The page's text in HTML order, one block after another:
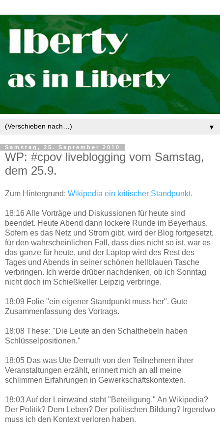
▼
Samstag, 25. September 2010
WP: #cpov liveblogging vom Samstag,
dem 25.9.
Zum Hintergrund: Wikipedia ein kritischer Standpunkt.
18:16 Alle Vorträge und Diskussionen für heute sind
beendet. Heute Abend dann lockere Runde im Beyerhaus.
Sofern es das Netz und Strom gibt, wird der Blog fortgesetzt,
für den wahrscheinlichen Fall, dass dies nicht so ist, war es
das ganze für heute, und der Laptop wird des Rest des
Tages und Abends in seiner schönen hellblauen Tasche
verbringen. Ich werde drüber nachdenken, ob ich Sonntag
nicht doch im Schießkeller Leipzig verbringe.
18:09 Folie "ein eigener Standpunkt muss her". Gute
Zusammenfassung des Vortrags.
18:08 These: "Die Leute an den Schalthebeln haben
Schlüsselpositionen."
18:05 Das was Ute Demuth von den Teilnehmern ihrer
Veranstaltungen erzählt, erinnert mich an all meine
schlimmen Erfahrungen in Gewerkschaftskontexten.
18:03 Auf der Leinwand steht "Beteiligung." An Wikipedia?
Der Politik? Dem Leben? Der politischen Bildung? Irgendwo
muss ich den Kontext verloren haben.